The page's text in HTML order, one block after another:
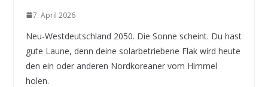
7. April 2026
Neu-Westdeutschland 2050. Die Sonne scheint. Du hast
gute Laune, denn deine solarbetriebene Flak wird heute
den ein oder anderen Nordkoreaner vom Himmel
holen.